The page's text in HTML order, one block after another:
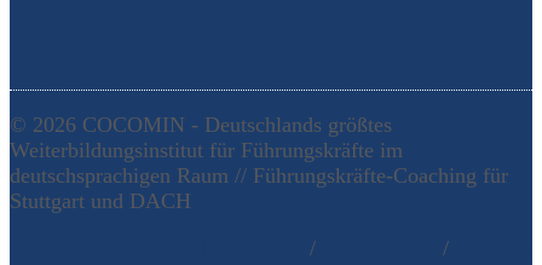
© 2026 COCOMIN - Deutschlands größtes
Weiterbildungsinstitut für Führungskräfte im
deutschsprachigen Raum // Führungskräfte-Coaching für
Stuttgart und DACH
/ /